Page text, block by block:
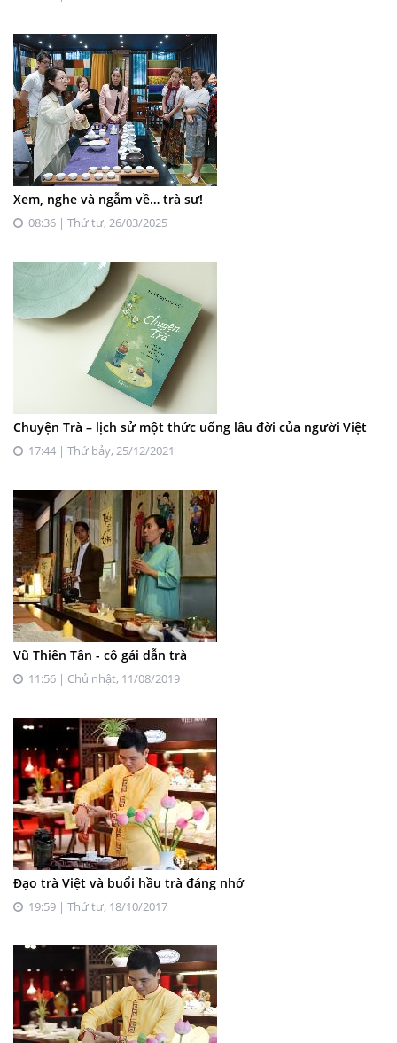
Xem, nghe và ngẫm về… trà sư!
08:36 | Thứ tư, 26/03/2025
Chuyện Trà – lịch sử một thức uống lâu đời của người Việt
17:44 | Thứ bảy, 25/12/2021
Vũ Thiên Tân - cô gái dẫn trà
11:56 | Chủ nhật, 11/08/2019
Đạo trà Việt và buổi hầu trà đáng nhớ
19:59 | Thứ tư, 18/10/2017